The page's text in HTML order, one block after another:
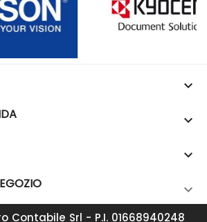




Contabile Srl - P.I. 01668940248